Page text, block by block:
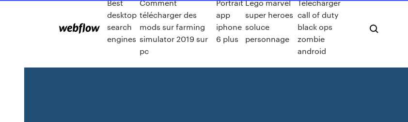
Best
desktop
search
engines
Comment
télécharger des
mods sur farming
simulator 2019 sur
pc
Portrait
app
iphone
6 plus
Lego marvel
super heroes
soluce
personnage
Telecharger
call of duty
black ops
zombie
android